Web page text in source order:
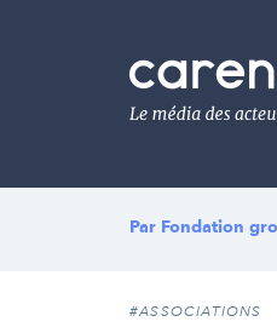
Le
média
de
l'engagement
Par Fondation
#ASSOCIATIONS